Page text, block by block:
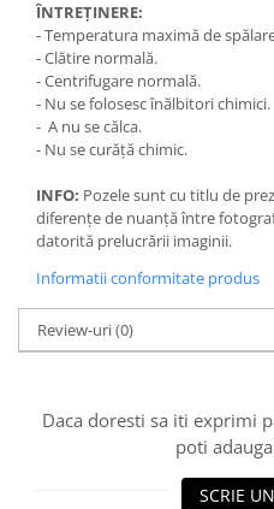
ÎNTREȚINERE:
- Temperatura maximă de
- Clătire normală.
- Centrifugare normală.
- Nu se folosesc înălbitori chimici.
- A nu se călca.
- Nu se curăță chimic.
INFO: Pozele sunt cu titlu de
diferențe de nuanță între
datorită prelucrării imaginii.
Informatii conformitate produs
Review-uri(0)
Daca doresti sa iti exprimi
poti
SCRIE